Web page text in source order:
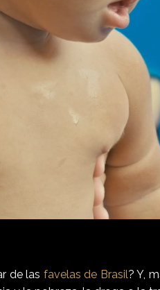
de las favelas de Brasil? Y,